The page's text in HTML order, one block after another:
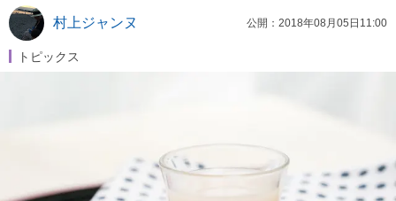
村上ジャンヌ 公開：2018年08月05日11:00
トピックス